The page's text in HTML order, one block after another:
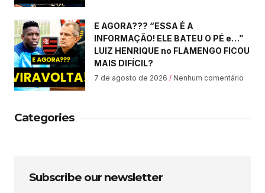
E AGORA??? “ESSA É A
INFORMAÇÃO! ELE BATEU O PÉ e…”
LUIZ HENRIQUE no FLAMENGO FICOU
MAIS DIFÍCIL?
7 de agosto de 2026 Nenhum comentário
Categories
Subscribe our newsletter